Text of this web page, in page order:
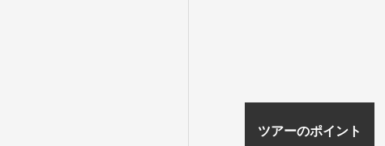
ツアーのポイント